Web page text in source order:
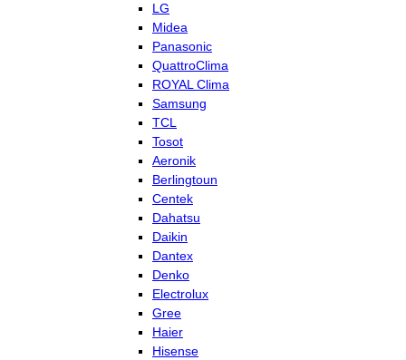
LG
Midea
Panasonic
QuattroClima
ROYAL Clima
Samsung
TCL
Tosot
Aeronik
Berlingtoun
Centek
Dahatsu
Daikin
Dantex
Denko
Electrolux
Gree
Haier
Hisense